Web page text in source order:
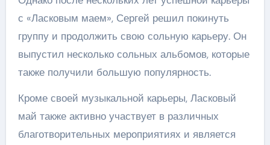
с «Ласковым маем», Сергей решил покинуть
группу и продолжить свою сольную карьеру. Он
выпустил несколько сольных альбомов, которые
также получили большую популярность.
Кроме своей музыкальной карьеры, Ласковый
май также активно участвует в различных
благотворительных мероприятиях и является